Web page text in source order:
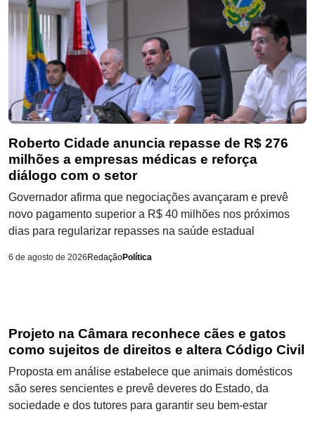
Roberto Cidade anuncia repasse de R$ 276
milhões a empresas médicas e reforça
diálogo com o setor
Governador afirma que negociações avançaram e prevê
novo pagamento superior a R$ 40 milhões nos próximos
dias para regularizar repasses na saúde estadual
6 de agosto de 2026 RedaçãoPolítica
Projeto na Câmara reconhece cães e gatos
como sujeitos de direitos e altera Código Civil
Proposta em análise estabelece que animais domésticos
são seres sencientes e prevê deveres do Estado, da
sociedade e dos tutores para garantir seu bem-estar